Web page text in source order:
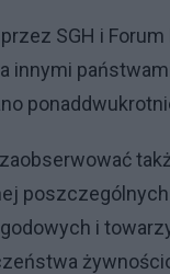
SGH i
innymi
i